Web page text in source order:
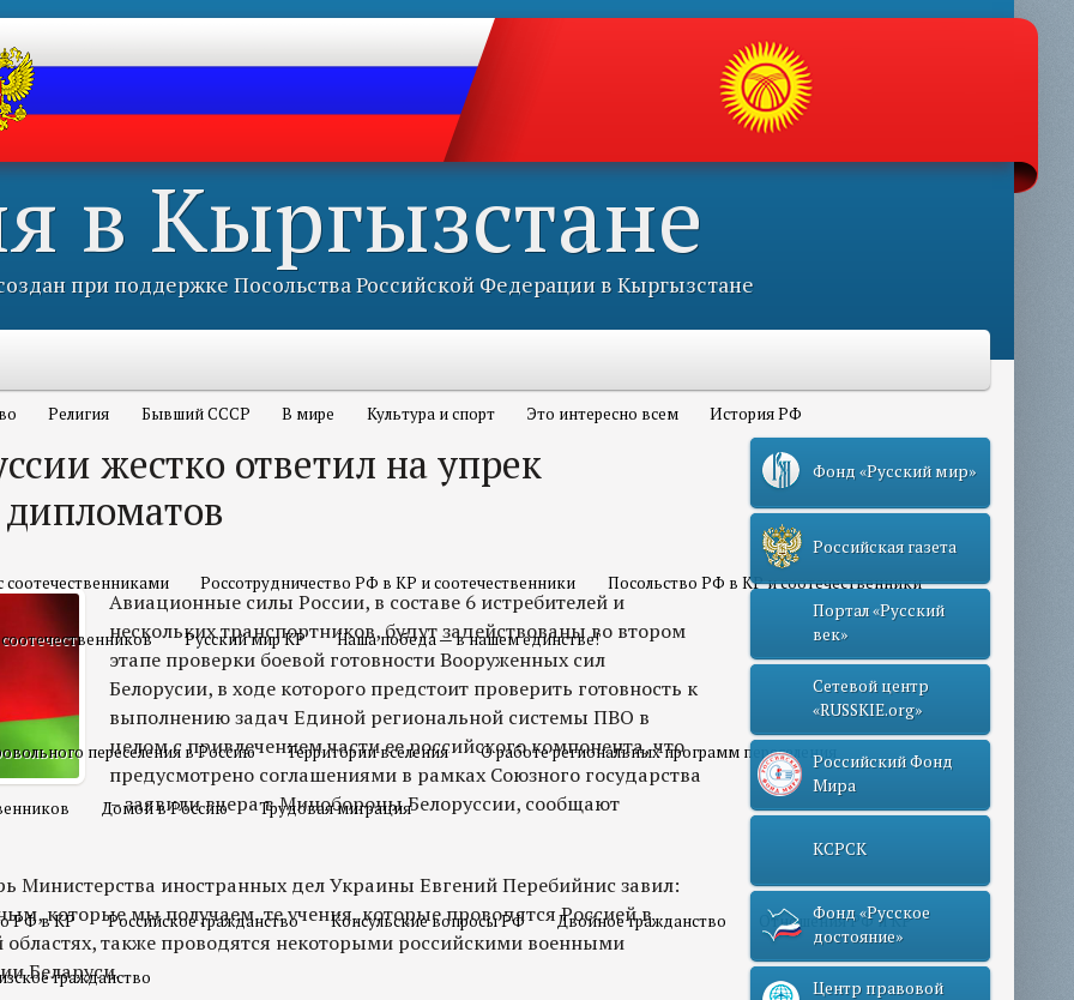
в Кыргызстане
при поддержке Посольства Российской Федерации в Кыргызстане
Религия Бывший СССР В мире Культура и спорт Это интересно всем История РФ
соотечественниками Россотрудничество РФ в КР и соотечественники Посольство РФ в КР и соотечественники
Русский мир КР Наша победа — в нашем единстве!
переселения в Россию Территории вселения О работе региональных программ переселения
Домой в Россию Трудовая миграция
РФ в КР Российское гражданство Консульские вопросы РФ Двойное гражданство Отношения РФ и КР
гражданство
жестко ответил на упрек
Авиационные силы России, в составе 6 истребителей и
нескольких транспортников, будут задействованы во втором
этапе проверки боевой готовности Вооруженных сил
Белорусии, в ходе которого предстоит проверить готовность к
выполнению задач Единой региональной системы ПВО в
целом с привлечением части ее российского компонента, что
предусмотрено соглашениями в рамках Союзного государства
– заявили вчера в Минобороны Белоруссии, сообщают
Министерства иностранных дел Украины Евгений Перебийнис завил:
которые мы получаем, те учения, которые проводятся Россией в
областях, также проводятся некоторыми российскими военными
Беларуси.
Фонд «Русский мир»
Российская газета
Портал «Русский
век»
Сетевой центр
«RUSSKIE.org»
Российский Фонд
Мира
КСРСК
Фонд «Русское
достояние»
Центр правовой